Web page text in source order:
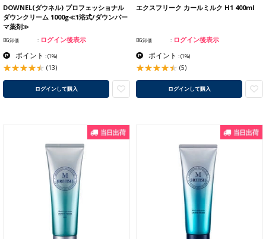
DOWNEL(ダウネル) プロフェッショナル
ダウンクリーム 1000g≪1浴式/ダウンパー
マ薬剤≫
BG卸価 ログイン後表示
ポイント :(1%)
(13)
ログインして購入
エクスフリーク カールミルク H1 400ml
BG卸価 ログイン後表示
ポイント :(1%)
(5)
ログインして購入